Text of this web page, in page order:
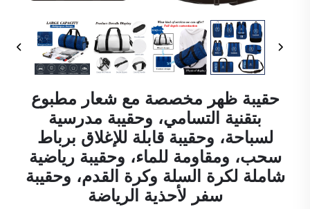
حقيبة ظهر مخصصة مع شعار مطبوع
بتقنية التسامي، وحقيبة مدرسية
لسباحة، وحقيبة قابلة للإغلاق برباط
سحب، ومقاومة للماء، وحقيبة رياضية
شاملة لكرة السلة وكرة القدم، وحقيبة
سفر لأحذية الرياضة